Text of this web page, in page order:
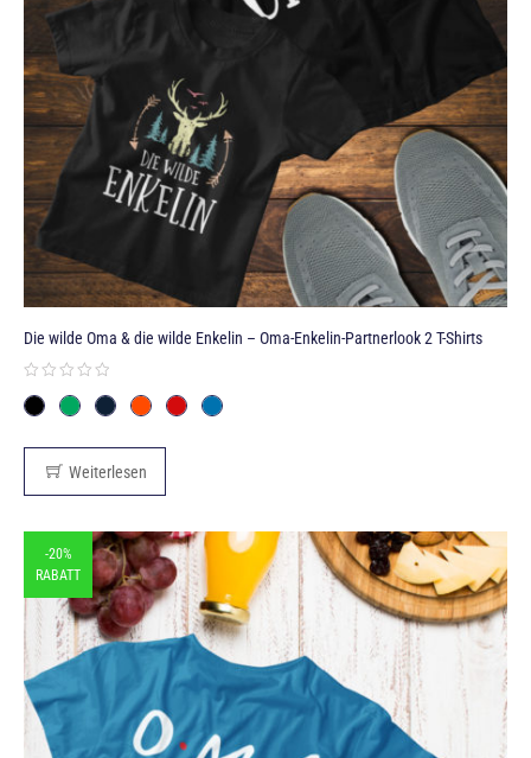
Die wilde Oma & die wilde Enkelin – Oma-Enkelin-Partnerlook 2 T-Shirts
Weiterlesen
-20%
RABATT